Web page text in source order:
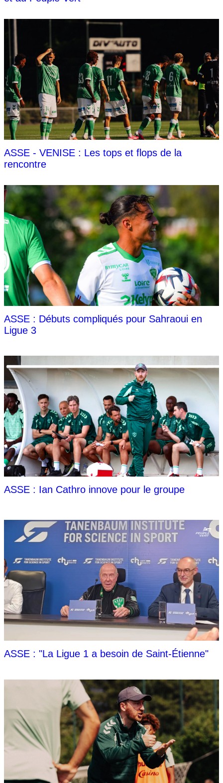
ASSE - VENISE : Les tops et flops de la
rencontre
ASSE : Débuts compliqués pour Sahraoui en
Ligue 3
ASSE : Ian Cathro innove pour le groupe
ASSE : "La Ligue 1 a besoin de Saint-Étienne"